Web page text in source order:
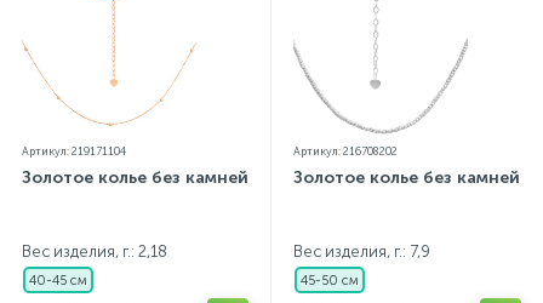
Артикул: 219171104
Золотое колье без камней
Вес изделия, г.: 2,18
40-45 см
Артикул: 216708202
Золотое колье без камней
Вес изделия, г.: 7,9
45-50 см